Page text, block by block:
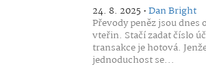
24. 8. 2025 •Dan Bright
Převody peněz jsou dnes
vteřin. Stačí zadat číslo
transakce je hotová.
jednoduchost se...